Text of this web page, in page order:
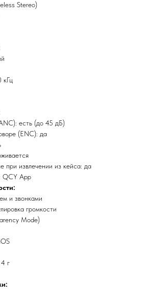
Stereo)
кГц
есть (до 45 дБ)
(ENC): да
при извлечении из кейса: да
QCY App
и звонками
громкости
Mode)
г